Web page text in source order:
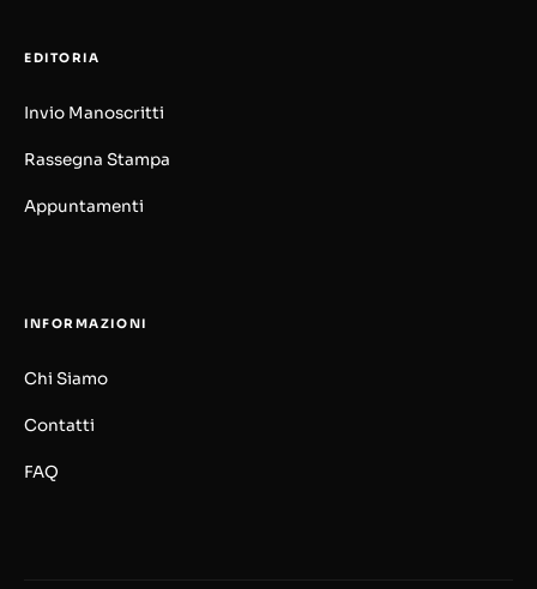
EDITORIA
Invio Manoscritti
Rassegna Stampa
Appuntamenti
INFORMAZIONI
Chi Siamo
Contatti
FAQ